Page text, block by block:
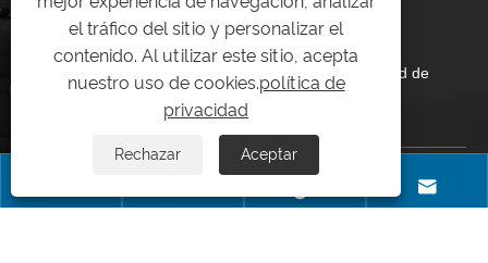
sales23@chtar.com
Aldea de Huanghuaguan, ciudad de Liushi, ciudad de
Yueqing, Zhejiang 325605, China
Copyright © 2025 Yueqing TAER Electric Co., Ltd. Todos los derechos
reservados.Links|Sitemap|RSS|XML|política de privacidad|

el tráfico del sitio y personalizar el
contenido. Al utilizar este sitio, acepta
nuestro uso de cookies.política de
privacidad
Rechazar Aceptar